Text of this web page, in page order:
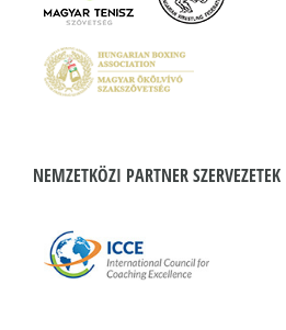
NEMZETKÖZI PARTNER SZERVEZETEK